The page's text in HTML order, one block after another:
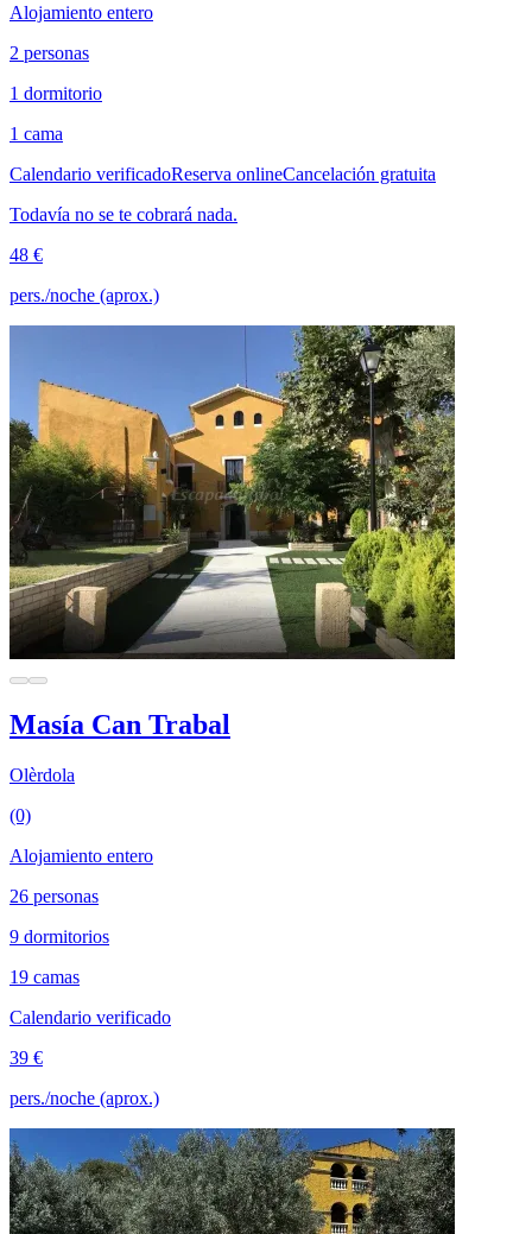
Alojamiento entero
2 personas
1 dormitorio
1 cama
Calendario verificadoReserva onlineCancelación gratuita
Todavía no se te cobrará nada.
48 €
pers./noche (aprox.)
Masía Can Trabal
Olèrdola
(0)
Alojamiento entero
26 personas
9 dormitorios
19 camas
Calendario verificado
39 €
pers./noche (aprox.)